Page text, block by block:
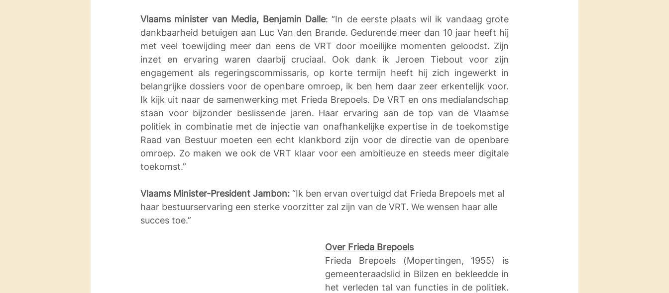
Vlaams minister van Media, Benjamin Dalle: “In de eerste plaats wil ik vandaag grote
dankbaarheid betuigen aan Luc Van den Brande. Gedurende meer dan 10 jaar heeft hij
met veel toewijding meer dan eens de VRT door moeilijke momenten geloodst. Zijn
inzet en ervaring waren daarbij cruciaal. Ook dank ik Jeroen Tiebout voor zijn
engagement als regeringscommissaris, op korte termijn heeft hij zich ingewerkt in
belangrijke dossiers voor de openbare omroep, ik ben hem daar zeer erkentelijk voor.
Ik kijk uit naar de samenwerking met Frieda Brepoels. De VRT en ons medialandschap
staan voor bijzonder beslissende jaren. Haar ervaring aan de top van de Vlaamse
politiek in combinatie met de injectie van onafhankelijke expertise in de toekomstige
Raad van Bestuur moeten een echt klankbord zijn voor de directie van de openbare
omroep. Zo maken we ook de VRT klaar voor een ambitieuze en steeds meer digitale
toekomst.”
Vlaams Minister-President Jambon: “Ik ben ervan overtuigd dat Frieda Brepoels met al
haar bestuurservaring een sterke voorzitter zal zijn van de VRT. We wensen haar alle
succes toe.”
Over Frieda Brepoels
Frieda Brepoels (Mopertingen, 1955) is
gemeenteraadslid in Bilzen en bekleedde in
het verleden tal van functies in de politiek.